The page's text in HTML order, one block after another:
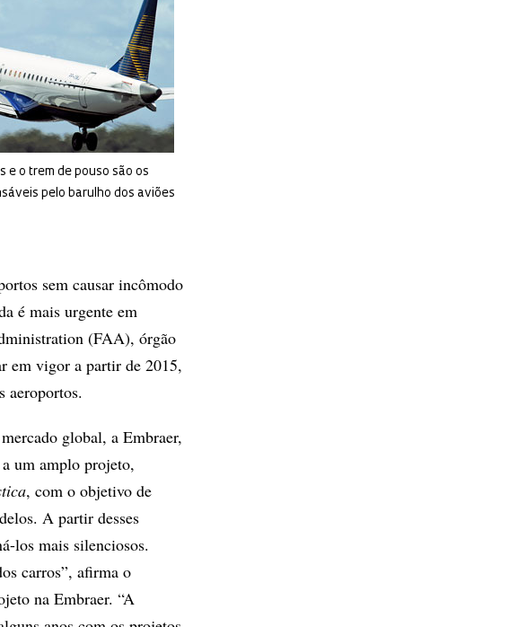
e o trem de pouso são os
pelo barulho dos aviões
sem causar incômodo
é mais urgente em
(FAA), órgão
em vigor a partir de 2015,
aeroportos.
global, a Embraer,
um amplo projeto,
, com o objetivo de
A partir desses
los mais silenciosos.
carros”, afirma o
na Embraer. “A